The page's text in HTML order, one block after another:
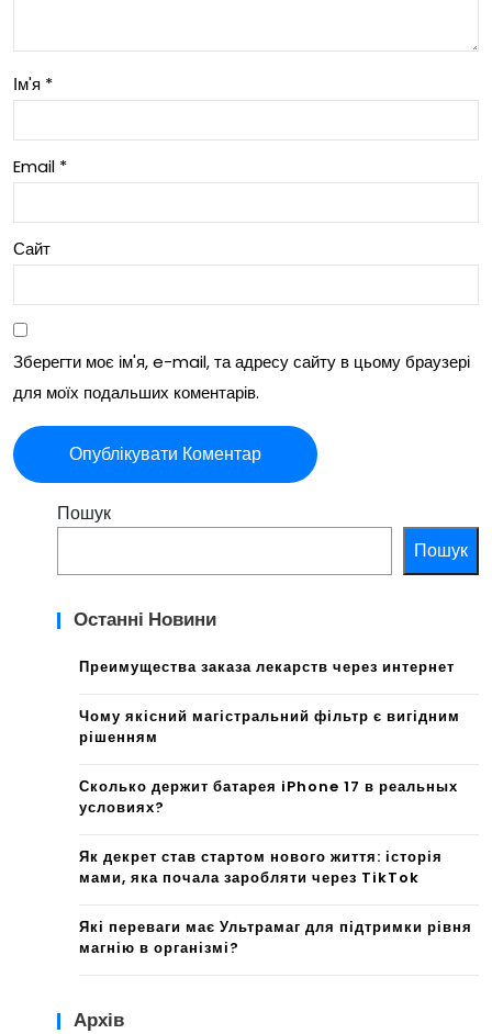
Ім'я *
Email *
Сайт
Зберегти моє ім'я, e-mail, та адресу сайту в цьому браузері
для моїх подальших коментарів.
Пошук
Пошук
Останні Новини
Преимущества заказа лекарств через интернет
Чому якісний магістральний фільтр є вигідним
рішенням
Сколько держит батарея iPhone 17 в реальных
условиях?
Як декрет став стартом нового життя: історія
мами, яка почала заробляти через TikTok
Які переваги має Ультрамаг для підтримки рівня
магнію в організмі?
Архів